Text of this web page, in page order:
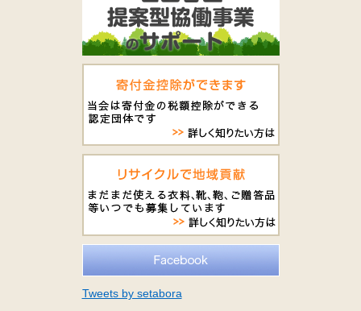
Tweets by setabora